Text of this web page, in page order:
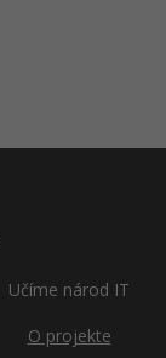
Učíme národ IT
O projekte